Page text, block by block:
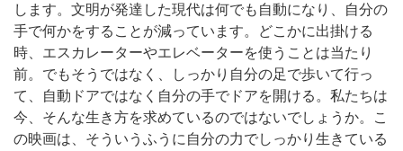
します。文明が発達した現代は何でも自動になり、自分の
手で何かをすることが減っています。どこかに出掛ける
時、エスカレーターやエレベーターを使うことは当たり
前。でもそうではなく、しっかり自分の足で歩いて行っ
て、自動ドアではなく自分の手でドアを開ける。私たちは
今、そんな生き方を求めているのではないでしょうか。こ
の映画は、そういうふうに自分の力でしっかり生きている